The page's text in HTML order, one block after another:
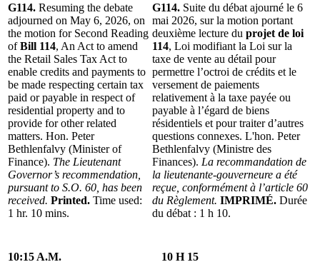
G114. Resuming the debate
adjourned on May 6, 2026, on
the motion for Second Reading
ofBill 114, An Act to amend
the Retail Sales Tax Act to
enable credits and payments to
be made respecting certain tax
paid or payable in respect of
residential property and to
provide for other related
matters. Hon. Peter
Bethlenfalvy (Minister of
Finance). The Lieutenant
Governor’s recommendation,
pursuant to S.O. 60, has been
received. Printed. Time used:
1 hr. 10 mins.
G114. Suite du débat ajourné le 6
mai 2026, sur la motion portant
deuxième lecture du projet de loi
114, Loi modifiant la Loi sur la
taxe de vente au détail pour
permettre l’octroi de crédits et le
versement de paiements
relativement à la taxe payée ou
payable à l’égard de biens
résidentiels et pour traiter d’autres
questions connexes. L'hon. Peter
Bethlenfalvy (Ministre des
Finances). La recommandation de
la lieutenante-gouverneure a été
reçue, conformément à l’article 60
du Règlement. IMPRIMÉ. Durée
du débat : 1 h 10.
10:15 A.M. 10 H 15